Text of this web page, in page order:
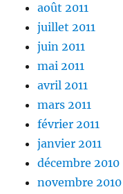
août 2011
juillet 2011
juin 2011
mai 2011
avril 2011
mars 2011
février 2011
janvier 2011
décembre 2010
novembre 2010